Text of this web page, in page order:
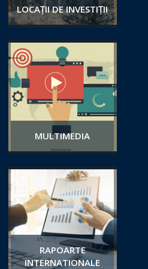
LOCAȚII DE INVESTIȚII
MULTIMEDIA
RAPOARTE
INTERNATIONALE